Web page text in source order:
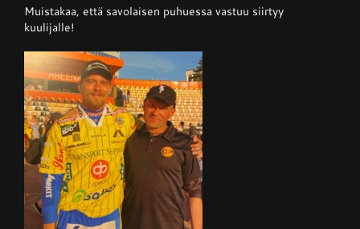
Muistakaa, että savolaisen puhuessa vastuu siirtyy
kuulijalle!